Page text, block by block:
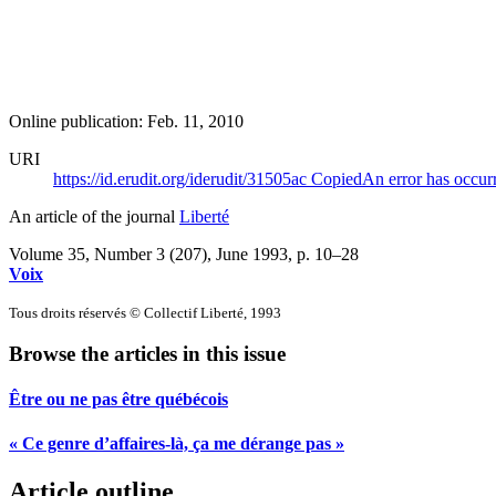
Online publication: Feb. 11, 2010
URI
https://id.erudit.org/iderudit/31505ac CopiedAn error has
An article of the journal Liberté
Volume 35, Number 3 (207), June 1993, p. 10–28
Voix
Tous droits réservés © Collectif Liberté, 1993
Browse the articles in this issue
Être ou ne pas être québécois
« Ce genre d’affaires-là, ça me dérange pas »